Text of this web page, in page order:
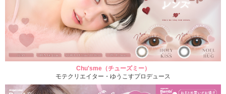
Chu'sme（チューズミー）
モテクリエイター・ゆうこすプロデュース